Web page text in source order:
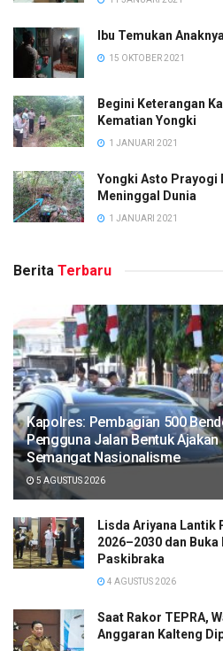
Ibu Temukan
15 OKTOBER 2021
Begini Keterangan
Kematian Yongki
1 JANUARI 2021
Yongki Asto Prayogi
Meninggal Dunia
1 JANUARI 2021
Berita Terbaru
Kapolres: Pembagian 500
Pengguna Jalan Bentuk
Semangat Nasionalisme
5 AGUSTUS 2026
Lisda Ariyana Lantik
2026–2030 dan
Paskibraka
4 AGUSTUS 2026
Saat Rakor TEPRA,
Anggaran Kalteng